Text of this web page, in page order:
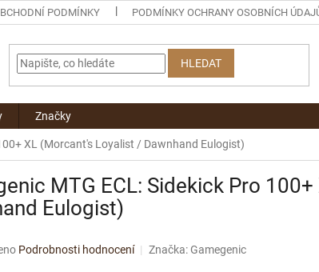
PODMÍNKY PODMÍNKY OCHRANY OSOBNÍCH
HLEDAT
Značky
XL (Morcant's Loyalist / Dawnhand Eulogist)
MTG ECL: Sidekick Pro
Eulogist)
Podrobnosti hodnocení Značka: Gamegenic